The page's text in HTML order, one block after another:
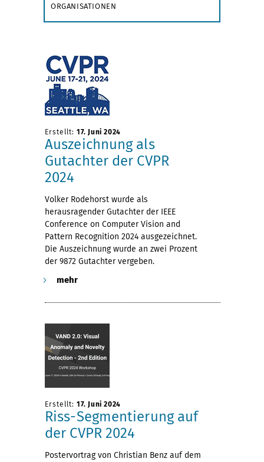
ORGANISATIONEN
Erstellt: 17. Juni 2024
Auszeichnung als
Gutachter der CVPR
2024
Volker Rodehorst wurde als
herausragender Gutachter der IEEE
Conference on Computer Vision and
Pattern Recognition 2024 ausgezeichnet.
Die Auszeichnung wurde an zwei Prozent
der 9872 Gutachter vergeben.
mehr
Erstellt: 17. Juni 2024
Riss-Segmentierung auf
der CVPR 2024
Postervortrag von Christian Benz auf dem